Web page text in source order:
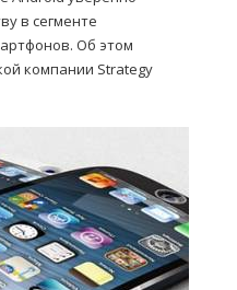
в сегменте
Об этом
компании Strategy